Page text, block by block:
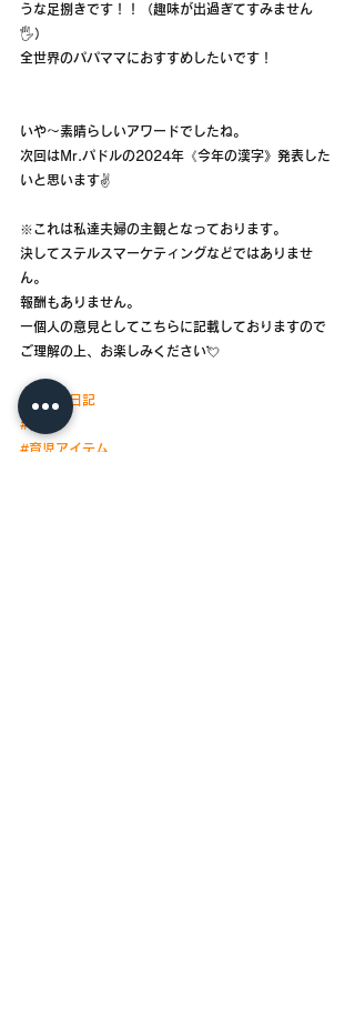
うな足捌きです！！（趣味が出過ぎてすみません
🖐️）
全世界のパパママにおすすめしたいです！
いや〜素晴らしいアワードでしたね。
次回はMr.パドルの2024年《今年の漢字》発表した
いと思います✌️
※これは私達夫婦の主観となっております。
決してステルスマーケティングなどではありませ
ん。
報酬もありません。
一個人の意見としてこちらに記載しておりますので
ご理解の上、お楽しみください💘
#子育て日記
#育児
#育児アイテム